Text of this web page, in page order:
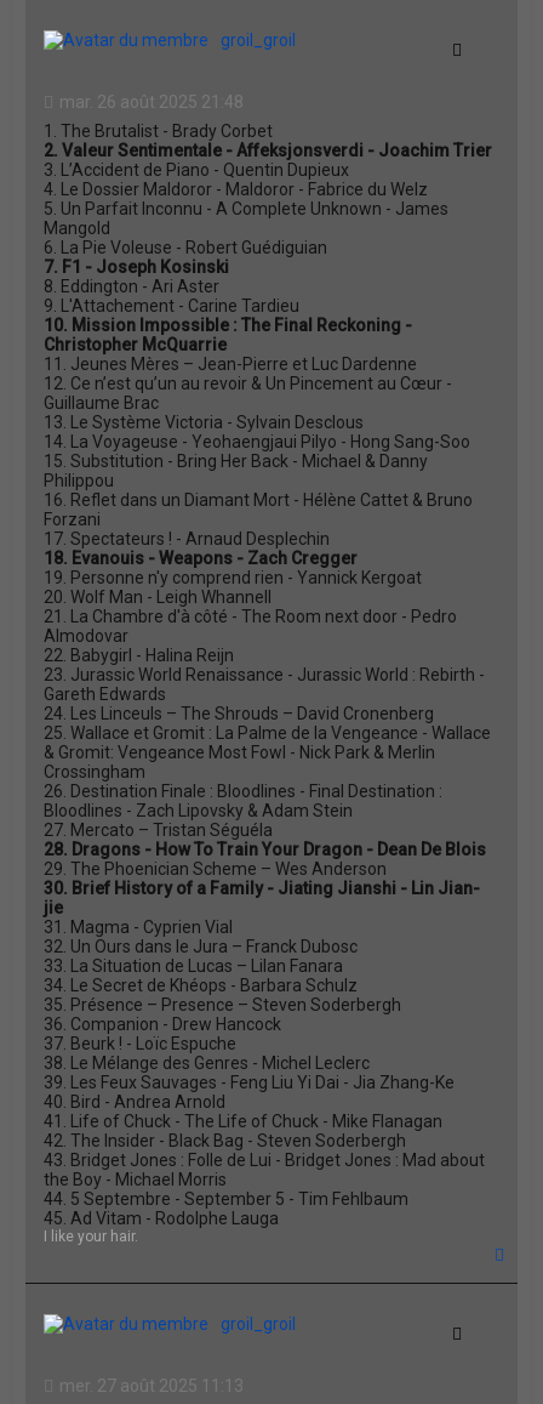
groil_groil
mar. 26 août 2025 21:48
1. The Brutalist - Brady Corbet
2. Valeur Sentimentale - Affeksjonsverdi - Joachim Trier
3. L’Accident de Piano - Quentin Dupieux
4. Le Dossier Maldoror - Maldoror - Fabrice du Welz
5. Un Parfait Inconnu - A Complete Unknown - James
Mangold
6. La Pie Voleuse - Robert Guédiguian
7. F1 - Joseph Kosinski
8. Eddington - Ari Aster
9. L'Attachement - Carine Tardieu
10. Mission Impossible : The Final Reckoning -
Christopher McQuarrie
11. Jeunes Mères – Jean-Pierre et Luc Dardenne
12. Ce n’est qu’un au revoir & Un Pincement au Cœur -
Guillaume Brac
13. Le Système Victoria - Sylvain Desclous
14. La Voyageuse - Yeohaengjaui Pilyo - Hong Sang-Soo
15. Substitution - Bring Her Back - Michael & Danny
Philippou
16. Reflet dans un Diamant Mort - Hélène Cattet & Bruno
Forzani
17. Spectateurs ! - Arnaud Desplechin
18. Evanouis - Weapons - Zach Cregger
19. Personne n'y comprend rien - Yannick Kergoat
20. Wolf Man - Leigh Whannell
21. La Chambre d'à côté - The Room next door - Pedro
Almodovar
22. Babygirl - Halina Reijn
23. Jurassic World Renaissance - Jurassic World : Rebirth -
Gareth Edwards
24. Les Linceuls – The Shrouds – David Cronenberg
25. Wallace et Gromit : La Palme de la Vengeance - Wallace
& Gromit: Vengeance Most Fowl - Nick Park & Merlin
Crossingham
26. Destination Finale : Bloodlines - Final Destination :
Bloodlines - Zach Lipovsky & Adam Stein
27. Mercato – Tristan Séguéla
28. Dragons - How To Train Your Dragon - Dean De Blois
29. The Phoenician Scheme – Wes Anderson
30. Brief History of a Family - Jiating Jianshi - Lin Jian-
jie
31. Magma - Cyprien Vial
32. Un Ours dans le Jura – Franck Dubosc
33. La Situation de Lucas – Lilan Fanara
34. Le Secret de Khéops - Barbara Schulz
35. Présence – Presence – Steven Soderbergh
36. Companion - Drew Hancock
37. Beurk ! - Loïc Espuche
38. Le Mélange des Genres - Michel Leclerc
39. Les Feux Sauvages - Feng Liu Yi Dai - Jia Zhang-Ke
40. Bird - Andrea Arnold
41. Life of Chuck - The Life of Chuck - Mike Flanagan
42. The Insider - Black Bag - Steven Soderbergh
43. Bridget Jones : Folle de Lui - Bridget Jones : Mad about
the Boy - Michael Morris
44. 5 Septembre - September 5 - Tim Fehlbaum
45. Ad Vitam - Rodolphe Lauga
I like your hair.
groil_groil
mer. 27 août 2025 11:13